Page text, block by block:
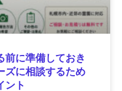
前に準備しておき
ズに相談するため
ント